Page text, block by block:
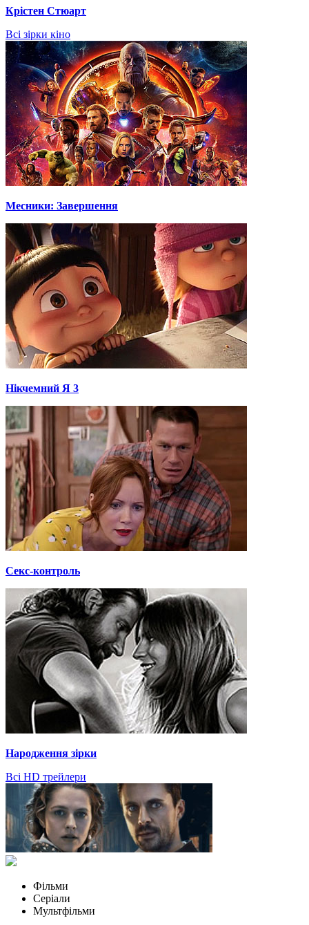
Крістен Стюарт
Всі зірки кіно
Месники: Завершення
Нікчемний Я 3
Секс-контроль
Народження зірки
Всі HD трейлери
Фільми
Серіали
Мультфільми